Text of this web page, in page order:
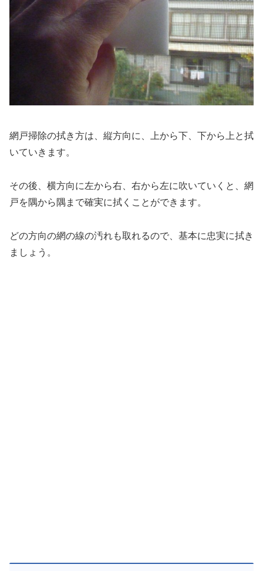
網戸掃除の拭き方は、縦方向に、上から下、下から上と拭
いていきます。
その後、横方向に左から右、右から左に吹いていくと、網
戸を隅から隅まで確実に拭くことができます。
どの方向の網の線の汚れも取れるので、基本に忠実に拭き
ましょう。